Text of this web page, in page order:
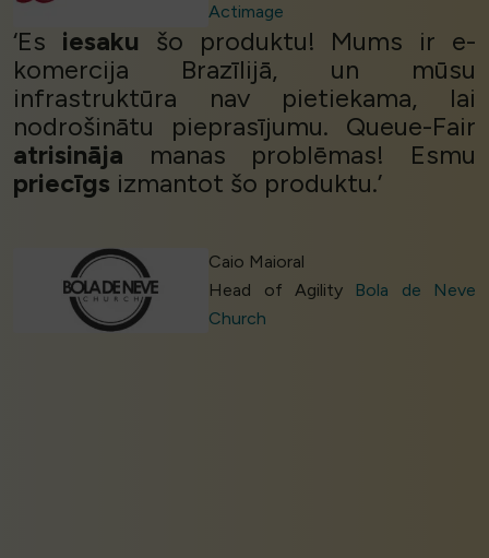
Actimage
‘Es iesaku šo produktu! Mums ir e-
komercija Brazīlijā, un mūsu
infrastruktūra nav pietiekama, lai
nodrošinātu pieprasījumu. Queue-Fair
atrisināja manas problēmas! Esmu
priecīgs izmantot šo produktu.’
Caio Maioral
Head of Agility Bola de Neve
Church